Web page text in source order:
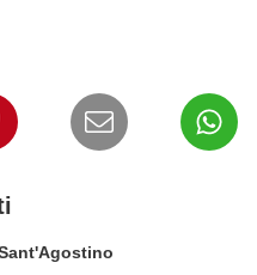
delle "Confessioni" di Sant'Agostino